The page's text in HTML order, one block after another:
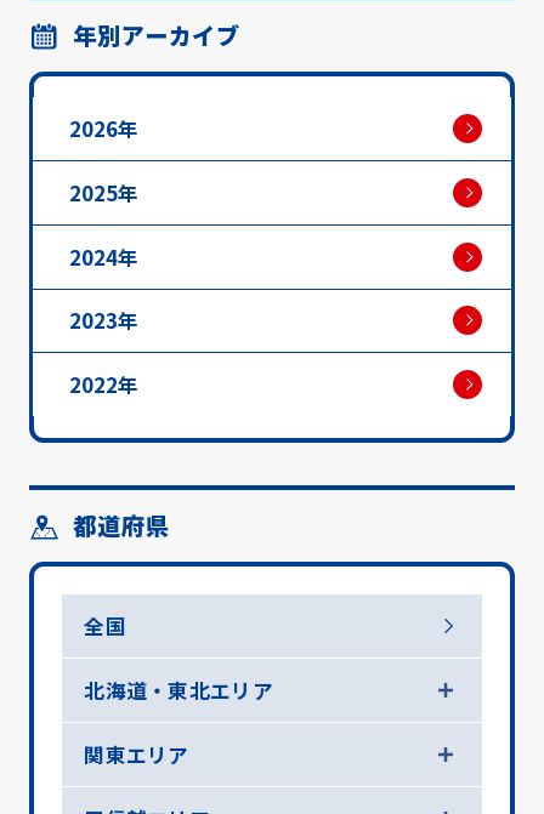
年別アーカイブ
2026年
2025年
2024年
2023年
2022年
都道府県
全国
北海道・東北エリア
関東エリア